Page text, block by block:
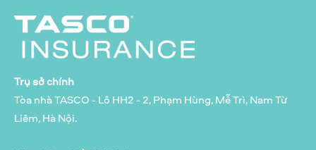
Trụ sở chính
Tòa nhà TASCO - Lô HH2 - 2, Phạm Hùng, Mễ Trì, Nam Từ
Liêm, Hà Nội.